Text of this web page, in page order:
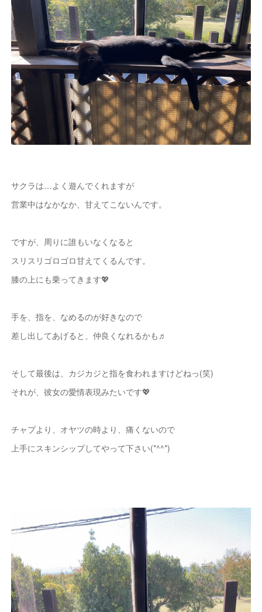
サクラは…よく遊んでくれますが
営業中はなかなか、甘えてこないんです。
ですが、周りに誰もいなくなると
スリスリゴロゴロ甘えてくるんです。
膝の上にも乗ってきます💖
手を、指を、なめるのが好きなので
差し出してあげると、仲良くなれるかも♬
そして最後は、カジカジと指を食われますけどねっ(笑)
それが、彼女の愛情表現みたいです💖
チャプより、オヤツの時より、痛くないので
上手にスキンシップしてやって下さい(*^^*)